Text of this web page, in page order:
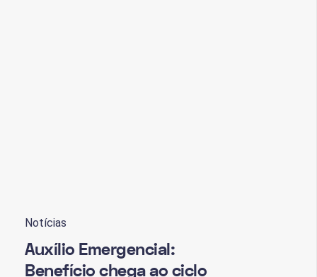
Notícias
Auxílio Emergencial:
Benefício chega ao ciclo